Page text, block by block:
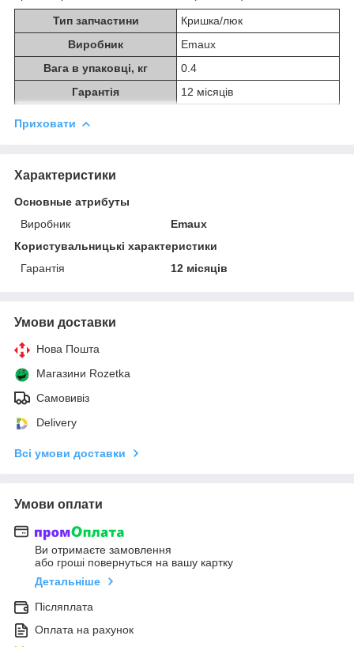
Тип запчастини
Кришка/люк
Виробник
Emaux
Вага в упаковці, кг
0.4
Гарантія
12 місяців
Приховати
Характеристики
Основные атрибуты
Виробник
Emaux
Користувальницькі характеристики
Гарантія
12 місяців
Умови доставки
Нова Пошта
Магазини Rozetka
Самовивіз
Delivery
Всі умови доставки
Умови оплати
Ви отримаєте замовлення
або гроші повернуться на вашу картку
Детальніше
Післяплата
Оплата на рахунок